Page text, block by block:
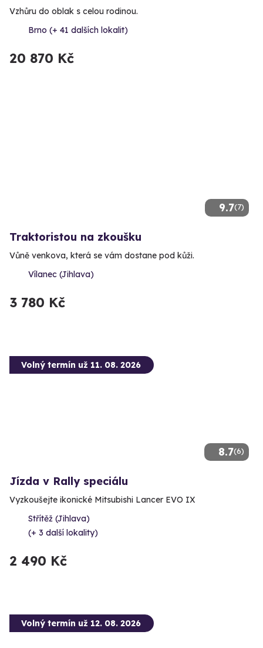
Vzhůru do oblak s celou rodinou.
Brno (+ 41 dalších lokalit)
20 870 Kč
9.7(7)
Traktoristou na zkoušku
Vůně venkova, která se vám dostane pod kůži.
Vílanec (Jihlava)
3 780 Kč
8.7(6)
Volný termín už 11. 08. 2026
Jízda v Rally speciálu
Vyzkoušejte ikonické Mitsubishi Lancer EVO IX
Střítěž (Jihlava)
(+ 3 další lokality)
2 490 Kč
Volný termín už 12. 08. 2026